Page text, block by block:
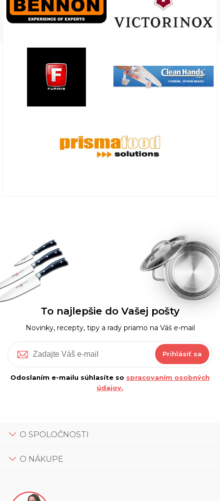
To najlepšie do Vašej pošty
Novinky, recepty, tipy a rady priamo na Váš e-mail
Prihlásiť sa
Odoslaním e-mailu súhlasíte so spracovaním osobných
údajov.
O SPOLOČNOSTI
O NÁKUPE